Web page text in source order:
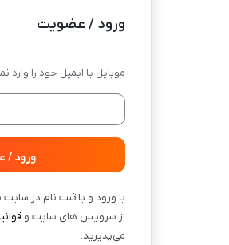
ورود / عضویت
موبایل یا ایمیل خود را وارد
ورود /
با ورود و یا ثبت نام در سایت
از سرویس های سایت و
می‌پذیرید.